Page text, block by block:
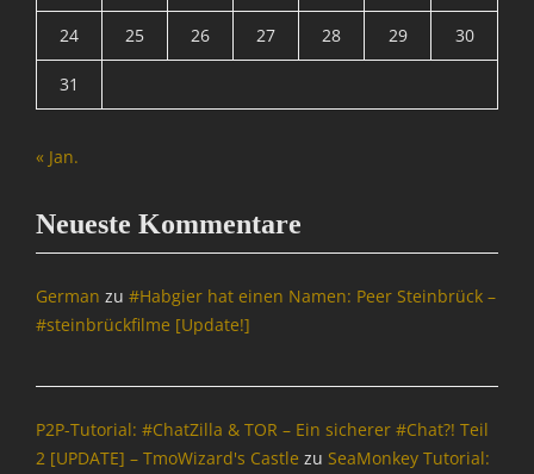
f
r
a
i
,
n
o
r
c
24 25 26 27 28 29 30
31
« Jan.
Neueste Kommentare
German zu #Habgier hat einen Namen: Peer Steinbrück –
#steinbrückfilme [Update!]
P2P-Tutorial: #ChatZilla & TOR – Ein sicherer #Chat?! Teil
2 [UPDATE] – TmoWizard's Castle zu SeaMonkey Tutorial: